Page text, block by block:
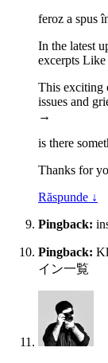
feroz a spus
In the latest
excerpts
This exciting
issues and
→
is there
Thanks for
Răspunde ↓
Pingback:
Pingback:
イン一覧